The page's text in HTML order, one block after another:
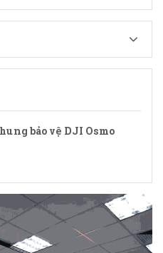
bảo vệ DJI Osmo